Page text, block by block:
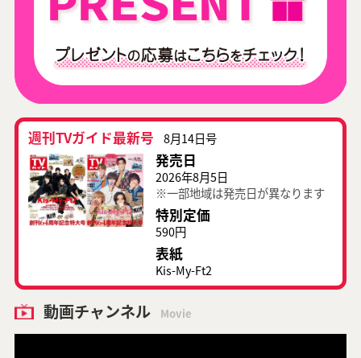
週刊TVガイド最新号 8月14日号
発売日
2026年8月5日
※一部地域は発売日が異なります
特別定価
590円
表紙
Kis-My-Ft2
動画チャンネル Movie